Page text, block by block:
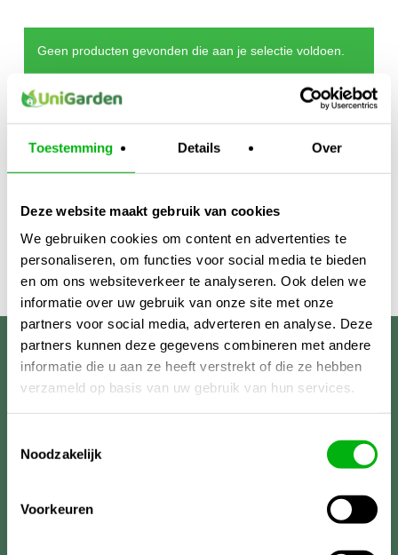
Toestemming Details Over
Deze website maakt gebruik van cookies
We gebruiken cookies om content en advertenties te
personaliseren, om functies voor social media te bieden
en om ons websiteverkeer te analyseren. Ook delen we
informatie over uw gebruik van onze site met onze
partners voor social media, adverteren en analyse. Deze
partners kunnen deze gegevens combineren met andere
informatie die u aan ze heeft verstrekt of die ze hebben
verzameld op basis van uw gebruik van hun services.
Noodzakelijk
Voorkeuren
Geen producten gevonden die aan je selectie voldoen.
Unigarden